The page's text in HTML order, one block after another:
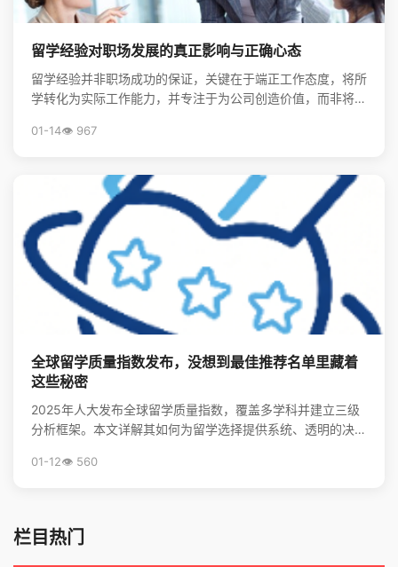
留学经验对职场发展的真正影响与正确心态
留学经验并非职场成功的保证，关键在于端正工作态度，将所
学转化为实际工作能力，并专注于为公司创造价值，而非将其
01-14👁️ 967
全球留学质量指数发布，没想到最佳推荐名单里藏着
这些秘密
2025年人大发布全球留学质量指数，覆盖多学科并建立三级
分析框架。本文详解其如何为留学选择提供系统、透明的决策
01-12👁️ 560
栏目热门